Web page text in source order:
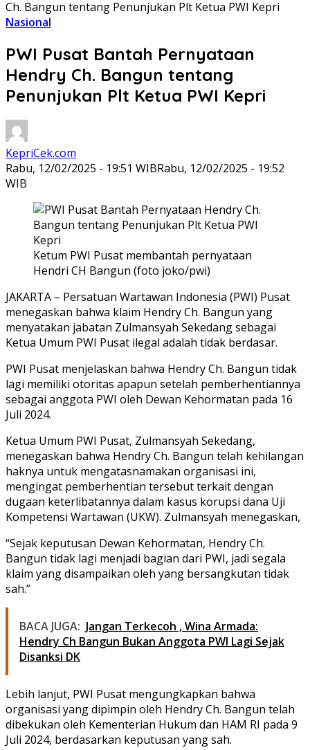
Ch. Bangun tentang Penunjukan Plt Ketua PWI Kepri
Nasional
PWI Pusat Bantah Pernyataan
Hendry Ch. Bangun tentang
Penunjukan Plt Ketua PWI Kepri
KepriCek.com
Rabu, 12/02/2025 - 19:51 WIBRabu, 12/02/2025 - 19:52
WIB
Ketum PWI Pusat membantah pernyataan
Hendri CH Bangun (foto joko/pwi)
JAKARTA – Persatuan Wartawan Indonesia (PWI) Pusat
menegaskan bahwa klaim Hendry Ch. Bangun yang
menyatakan jabatan Zulmansyah Sekedang sebagai
Ketua Umum PWI Pusat ilegal adalah tidak berdasar.
PWI Pusat menjelaskan bahwa Hendry Ch. Bangun tidak
lagi memiliki otoritas apapun setelah pemberhentiannya
sebagai anggota PWI oleh Dewan Kehormatan pada 16
Juli 2024.
Ketua Umum PWI Pusat, Zulmansyah Sekedang,
menegaskan bahwa Hendry Ch. Bangun telah kehilangan
haknya untuk mengatasnamakan organisasi ini,
mengingat pemberhentian tersebut terkait dengan
dugaan keterlibatannya dalam kasus korupsi dana Uji
Kompetensi Wartawan (UKW). Zulmansyah menegaskan,
“Sejak keputusan Dewan Kehormatan, Hendry Ch.
Bangun tidak lagi menjadi bagian dari PWI, jadi segala
klaim yang disampaikan oleh yang bersangkutan tidak
sah.”
BACA JUGA: Jangan Terkecoh , Wina Armada:
Hendry Ch Bangun Bukan Anggota PWI Lagi Sejak
Disanksi DK
Lebih lanjut, PWI Pusat mengungkapkan bahwa
organisasi yang dipimpin oleh Hendry Ch. Bangun telah
dibekukan oleh Kementerian Hukum dan HAM RI pada 9
Juli 2024, berdasarkan keputusan yang sah.